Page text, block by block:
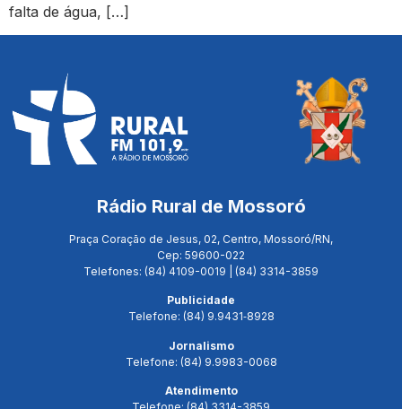
falta de água, […]
Rádio Rural de Mossoró
Praça Coração de Jesus, 02, Centro, Mossoró/RN,
Cep: 59600-022
Telefones: (84) 4109-0019 | (84) 3314-3859
Publicidade
Telefone: (84) 9.9431‑8928
Jornalismo
Telefone: (84) 9.9983-0068
Atendimento